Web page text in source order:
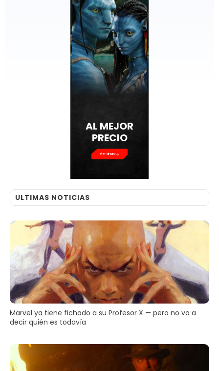
AL MEJOR
PRECIO
Ver ahora
ULTIMAS NOTICIAS
Marvel ya tiene fichado a su Profesor X — pero no va a
decir quién es todavía